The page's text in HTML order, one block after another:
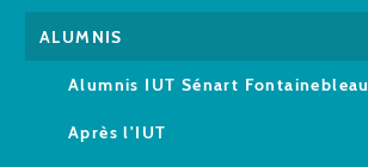
ALUMNIS
Alumnis IUT Sénart Fontainebleau
Après l'IUT